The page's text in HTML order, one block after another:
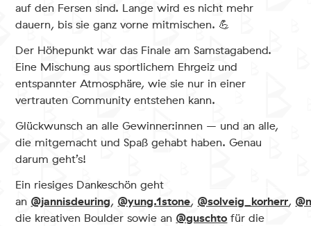
auf den Fersen sind. Lange wird es nicht mehr
dauern, bis sie ganz vorne mitmischen. 💪
Der Höhepunkt war das Finale am Samstagabend.
Eine Mischung aus sportlichem Ehrgeiz und
entspannter Atmosphäre, wie sie nur in einer
vertrauten Community entstehen kann.
Glückwunsch an alle Gewinner:innen – und an alle,
die mitgemacht und Spaß gehabt haben. Genau
darum geht’s!
Ein riesiges Dankeschön geht
an @jannisdeuring, @yung.1stone, @solveig_korherr,
die kreativen Boulder sowie an @guschto für die